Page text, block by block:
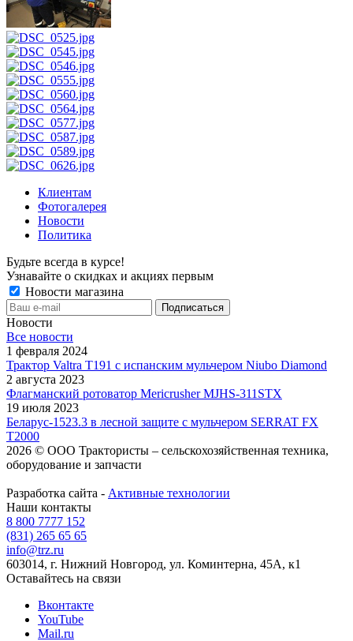
Клиентам
Фотогалерея
Новости
Политика
Будьте всегда в курсе!
Узнавайте о скидках и акциях первым
Новости магазина
Новости
Все новости
1 февраля 2024
Трактор Valtra T191 с испанским мульчером Niubo Diamond
2 августа 2023
Флагманский ротоватор Mericrusher MJHS-311STX
19 июля 2023
Беларус-1523.3 в лесной защите с мульчером SERRAT FX
T2000
2026 © ООО Трактористы – cельскохозяйственная техника,
оборудование и запчасти
Разработка сайта - Активные технологии
Наши контакты
8 800 7777 152
(831) 265 65 65
info@trz.ru
603014, г. Нижний Новгород, ул. Коминтерна, 45А, к1
Оставайтесь на связи
Вконтакте
YouTube
Mail.ru